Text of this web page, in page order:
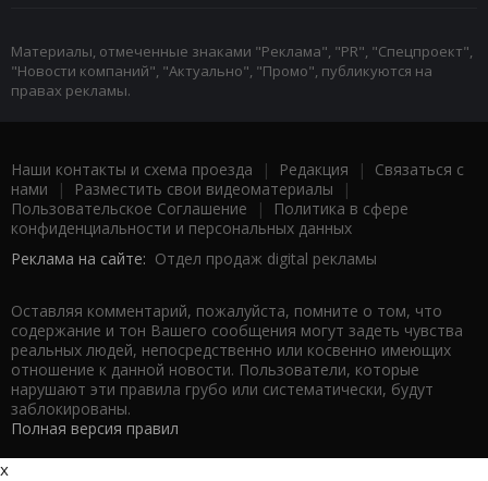
Материалы, отмеченные знаками "Реклама", "PR", "Спецпроект",
"Новости компаний", "Актуально", "Промо", публикуются на
правах рекламы.
Наши контакты и схема проезда | Редакция | Связаться с
нами | Разместить свои видеоматериалы |
Пользовательское Соглашение |
Политика в сфере
конфиденциальности и персональных данных
Реклама на сайте: Отдел продаж digital рекламы
Оставляя комментарий, пожалуйста, помните о том, что
содержание и тон Вашего сообщения могут задеть чувства
реальных людей, непосредственно или косвенно имеющих
отношение к данной новости. Пользователи, которые
нарушают эти правила грубо или систематически, будут
заблокированы.
Полная версия правил
x